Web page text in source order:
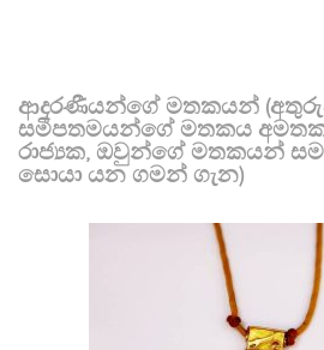
ආදරණීයන්ගේ මතකයන්
සමීපතමයන්ගේ මතකය
රාජ්‍යක, ඔවුන්ගේ මතකයන්
සොයා යන ගමන් ගැන)